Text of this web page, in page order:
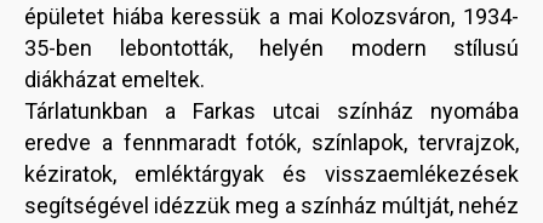
épületet hiába keressük a mai Kolozsváron, 1934-
35-ben lebontották, helyén modern stílusú
diákházat emeltek.
Tárlatunkban a Farkas utcai színház nyomába
eredve a fennmaradt fotók, színlapok, tervrajzok,
kéziratok, emléktárgyak és visszaemlékezések
segítségével idézzük meg a színház múltját, nehéz